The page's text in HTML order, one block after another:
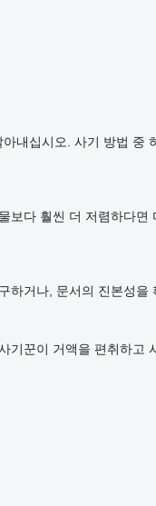
내십시오. 사기 방법 중
다 훨씬 더 저렴하다
거나, 문서의 진본성을
꾼이 거액을 편취하고